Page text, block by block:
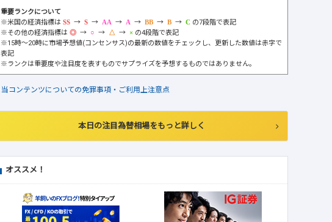
重要ランクについて
※米国の経済指標は
→ → → → → →
の7段階で表記
※その他の経済指標は
→ → →
の4段階で表記
※15時～20時に市場予想値(コンセンサス)の最新の数値をチェックし、更新した数値は赤字で
表記
※ランクは重要度や注目度を表すものでサプライズを予想するものではありません。
当コンテンツについての免罪事項・ご利用上注意点
本日の注目為替相場をもっと詳しく
オススメ！